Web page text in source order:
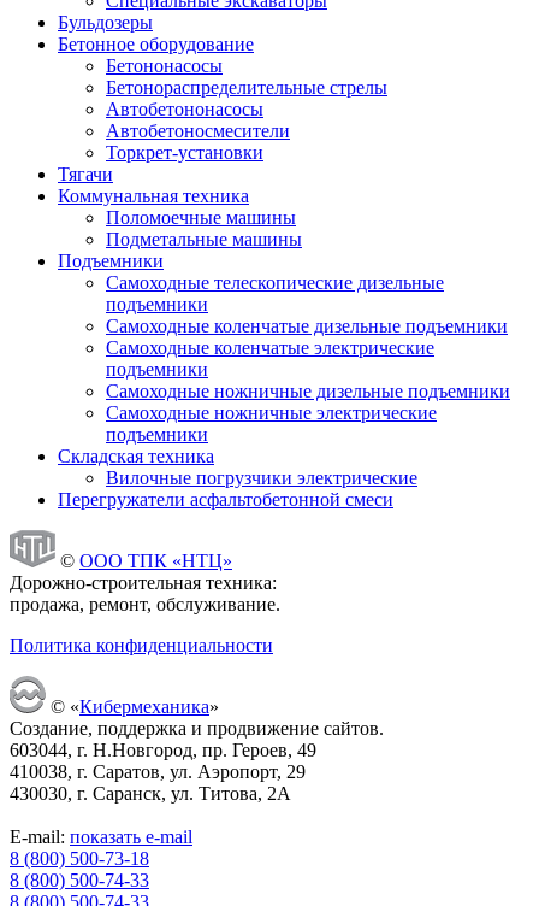
Бульдозеры
Бетонное оборудование
Бетононасосы
Бетонораспределительные стрелы
Автобетононасосы
Автобетоносмесители
Торкрет-установки
Тягачи
Коммунальная техника
Поломоечные машины
Подметальные машины
Подъемники
Самоходные телескопические дизельные
подъемники
Самоходные коленчатые дизельные подъемники
Самоходные коленчатые электрические
подъемники
Самоходные ножничные дизельные подъемники
Самоходные ножничные электрические
подъемники
Складская техника
Вилочные погрузчики электрические
Перегружатели асфальтобетонной смеси
© ООО ТПК «НТЦ»
Дорожно-строительная техника:
продажа, ремонт, обслуживание.
Политика конфиденциальности
© «Кибермеханика»
Создание, поддержка и продвижение сайтов.
603044, г. Н.Новгород, пр. Героев, 49
410038, г. Саратов, ул. Аэропорт, 29
430030, г. Саранск, ул. Титова, 2А
E-mail: показать e-mail
8 (800) 500-73-18
8 (800) 500-74-33
8 (800) 500-74-33